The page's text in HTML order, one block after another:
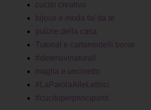
cucito creativo
bijoux e moda fai da te
pulizie della casa
Tutorial e cartamodelli borse
#detersivinaturali
maglia e uncinetto
#LaParolaAlleLettrici
#cucitoperprincipanti